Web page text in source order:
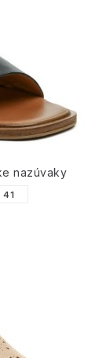
nazúvaky
41